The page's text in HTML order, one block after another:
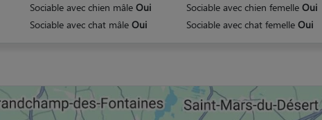
Sociable avec chien mâle Oui Sociable avec chien femelleOui
Sociable avec chat mâle Oui Sociable avec chat femelleOui